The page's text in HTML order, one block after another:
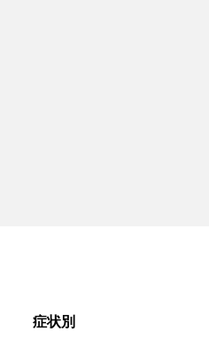
症状別